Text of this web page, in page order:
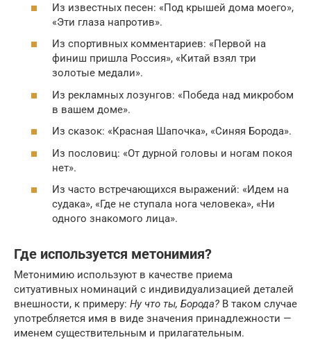
Из известных песен: «Под крышей дома моего»,
«Эти глаза напротив».
Из спортивных комментариев: «Первой на
финиш пришла Россия», «Китай взял три
золотые медали».
Из рекламных лозунгов: «Победа над микробом
в вашем доме».
Из сказок: «Красная Шапочка», «Синяя Борода».
Из пословиц: «От дурной головы и ногам покоя
нет».
Из часто встречающихся выражений: «Идем на
судака», «Где не ступала нога человека», «Ни
одного знакомого лица».
Где используется метонимия?
Метонимию используют в качестве приема
ситуативных номинаций с индивидуализацией деталей
внешности, к примеру: Ну что ты, Борода? В таком случае
употребляется имя в виде значения принадлежности —
именем существительным и прилагательным.